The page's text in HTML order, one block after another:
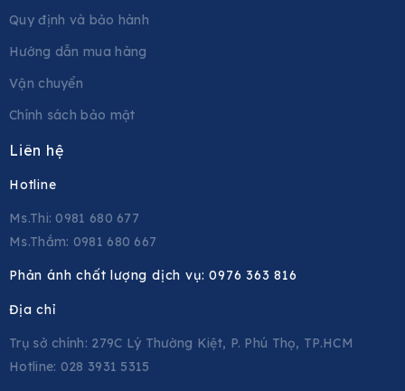
Quy định và bảo hành
Hướng dẫn mua hàng
Vận chuyển
Chính sách bảo mật
Liên hệ
Hotline
Ms.Thi: 0981 680 677
Ms.Thắm: 0981 680 667
Phản ánh chất lượng dịch vụ:0976 363 816
Địa chỉ
Trụ sở chính: 279C Lý Thường Kiệt, P. Phú Thọ, TP.HCM
Hotline: 028 3931 5315